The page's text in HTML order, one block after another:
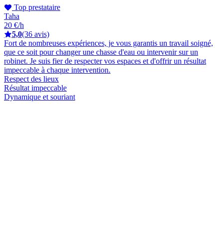
Top prestataire
Taha
20 €/h
5,0(36 avis)
Fort de nombreuses expériences, je vous garantis un travail soigné,
que ce soit pour changer une chasse d'eau ou intervenir sur un
robinet. Je suis fier de respecter vos espaces et d'offrir un résultat
impeccable à chaque intervention.
Respect des lieux
Résultat impeccable
Dynamique et souriant